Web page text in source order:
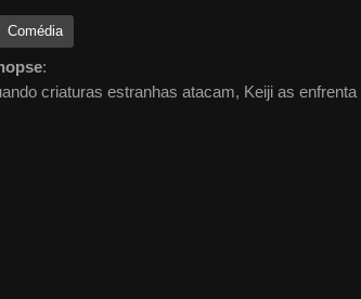
Comédia
:
criaturas estranhas atacam, Keiji as